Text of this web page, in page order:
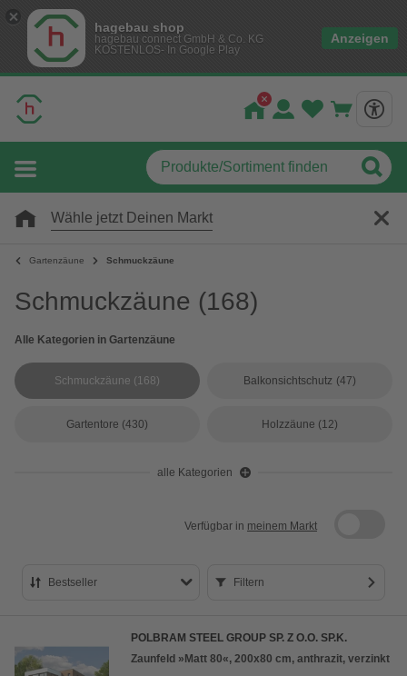
hagebau shop
hagebau connect GmbH & Co. KG
KOSTENLOS- In Google Play
Anzeigen
Wähle jetzt Deinen Markt
Gartenzäune Schmuckzäune
Schmuckzäune (168)
Alle Kategorien in Gartenzäune
Schmuckzäune (168) Balkonsichtschutz (47)
Gartentore (430) Holzzäune (12)
alle Kategorien
Verfügbar in meinem Markt
Bestseller
Preis aufsteigend
Filtern
POLBRAM STEEL GROUP SP. Z O.O. SP.K.
Zaunfeld »Matt 80«, 200x80 cm, anthrazit, verzinkt